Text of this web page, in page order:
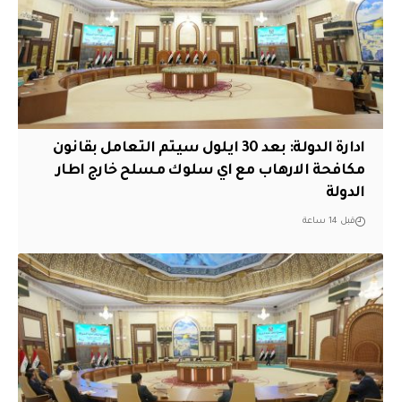
ادارة الدولة: بعد 30 ايلول سيتم التعامل بقانون
مكافحة الارهاب مع اي سلوك مسلح خارج اطار
الدولة
قبل 14 ساعة